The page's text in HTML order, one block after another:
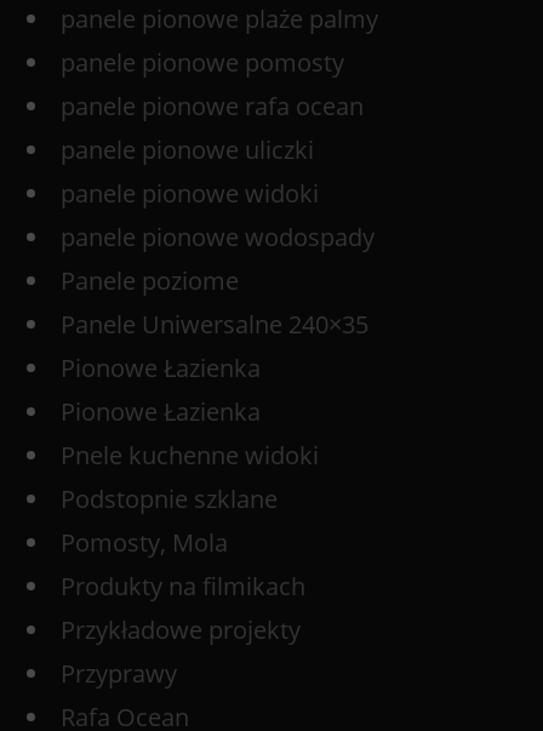
panele pionowe plaże palmy
panele pionowe pomosty
panele pionowe rafa ocean
panele pionowe uliczki
panele pionowe widoki
panele pionowe wodospady
Panele poziome
Panele Uniwersalne 240×35
Pionowe Łazienka
Pionowe Łazienka
Pnele kuchenne widoki
Podstopnie szklane
Pomosty, Mola
Produkty na filmikach
Przykładowe projekty
Przyprawy
Rafa Ocean